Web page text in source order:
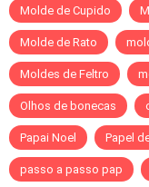
Molde de Cupido
Molde de Rato
Moldes de Feltro
Olhos de bonecas
Papai Noel Papel
passo a passo pap